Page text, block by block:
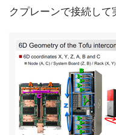
クプレーンで接続して